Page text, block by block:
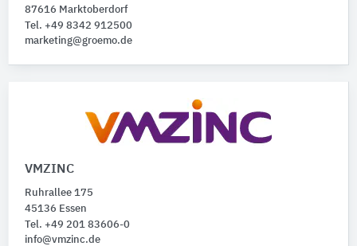
87616 Marktoberdorf
Tel. +49 8342 912500
marketing@groemo.de
VMZINC
Ruhrallee 175
45136 Essen
Tel. +49 201 83606-0
info@vmzinc.de